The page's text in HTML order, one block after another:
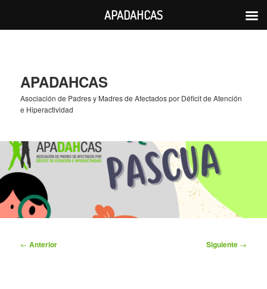
APADAHCAS
Asociación de Padres y Madres de Afectados por Déficit de Atención
e Hiperactividad
Navegación
← Anterior Siguiente →
APADAHCAS